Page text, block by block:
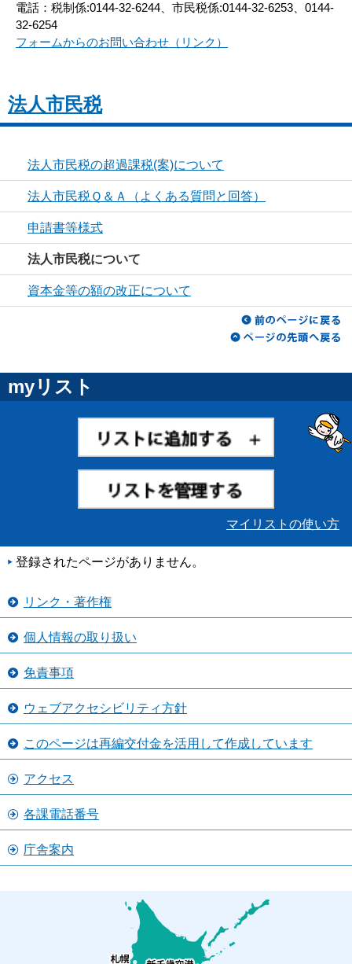
電話：税制係:0144-32-6244、市民税係:0144-32-6253、0144-
32-6254
フォームからのお問い合わせ（リンク）
法人市民税
法人市民税の超過課税(案)について
法人市民税Ｑ＆Ａ（よくある質問と回答）
申請書等様式
法人市民税について
資本金等の額の改正について
myリスト
マイリストの使い方
登録されたページがありません。
リンク・著作権
個人情報の取り扱い
免責事項
ウェブアクセシビリティ方針
このページは再編交付金を活用して作成しています
アクセス
各課電話番号
庁舎案内